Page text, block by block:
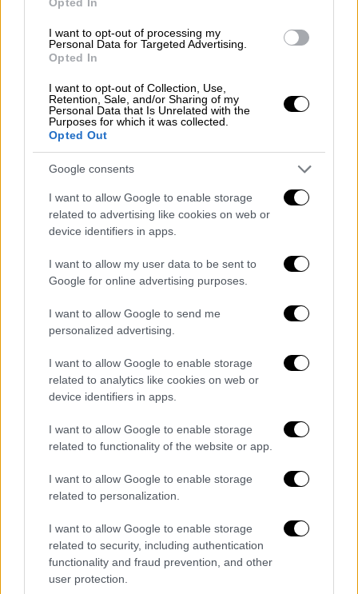
I want to opt-out of processing my
Personal Data for Targeted Advertising.
Opted In
I want to opt-out of Collection, Use,
Retention, Sale, and/or Sharing of my
Personal Data that Is Unrelated with the
Purposes for which it was collected.
Opted Out
Google consents
I want to allow Google to enable storage
related to advertising like cookies on web or
device identifiers in apps.
I want to allow my user data to be sent to
Google for online advertising purposes.
I want to allow Google to send me
personalized advertising.
I want to allow Google to enable storage
related to analytics like cookies on web or
device identifiers in apps.
I want to allow Google to enable storage
related to functionality of the website or app.
I want to allow Google to enable storage
related to personalization.
I want to allow Google to enable storage
related to security, including authentication
functionality and fraud prevention, and other
user protection.
αποστολή βοήθειας.
πραγματοποιήθηκε για πρώτη φορά μετά την
πανδημία, ο υπουργός Εξωτερικών
Νίκος
Δένδιας, ευχαρίστησε τον
υπουργό, τουςυφυπουργούς, τουςγενικούς
γραμματείςκαι όλα τα στελέχη του
υπουργείου «για την τεράστια προσπάθεια
που καταβλήθηκε υπό δύσκολες συνθήκες
όλα αυτά τα χρόνια».
«Επιτελέσαμε το καθήκον μας», ανέφερε ο κ.
δυνατότητες και ευκαιρίες για μια
εξωτερική πολιτική που μπορεί να ενεργεί
και πέραν του δικού μας ορίζοντα.
«Η Ελλάδα μεγάλωσε χάρη στις προσπάθειες
12 ναυτικά μίλια των χωρικών υδάτων στο
Ιόνιο.
ΟΛΕΣ ΟΙ ΕΙΔΗΣΕΙΣ
Ο εγκέλαδος ισοπεδώνει την οικονομία
της Τουρκίας – Πάνω από 84 δισ.
δολάρια το κόστος του σεισμού
Καρέ-καρέ το πριν και το μετά του